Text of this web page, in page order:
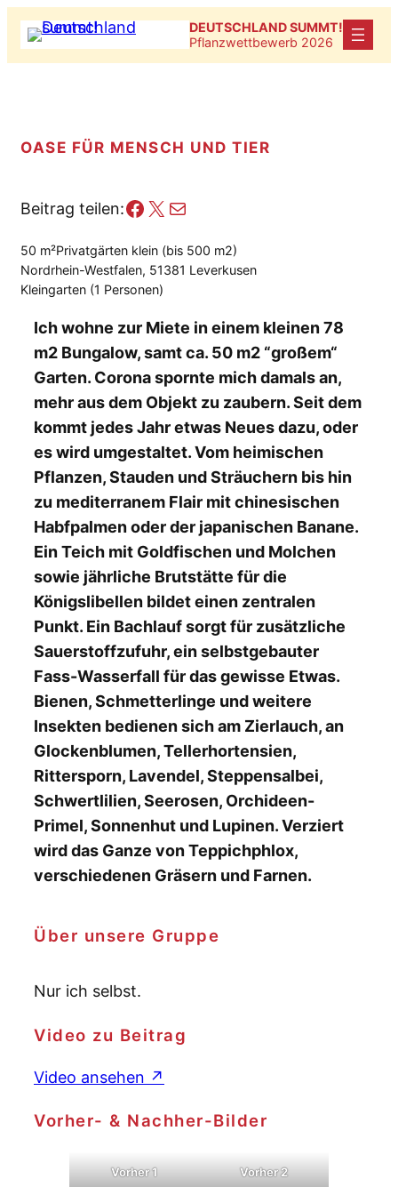
Zum
Inhalt
springen
DEUTSCHLAND SUMMT!
Pflanzwettbewerb 2026
OASE FÜR MENSCH UND TIER
Beitrag teilen:Facebook
X E-Mail
50 m²Privatgärten klein (bis 500 m2)
Nordrhein-Westfalen, 51381 Leverkusen
Kleingarten (1 Personen)
Ich wohne zur Miete in einem kleinen 78
m2 Bungalow, samt ca. 50 m2 “großem“
Garten. Corona spornte mich damals an,
mehr aus dem Objekt zu zaubern. Seit dem
kommt jedes Jahr etwas Neues dazu, oder
es wird umgestaltet. Vom heimischen
Pflanzen, Stauden und Sträuchern bis hin
zu mediterranem Flair mit chinesischen
Habfpalmen oder der japanischen Banane.
Ein Teich mit Goldfischen und Molchen
sowie jährliche Brutstätte für die
Königslibellen bildet einen zentralen
Punkt. Ein Bachlauf sorgt für zusätzliche
Sauerstoffzufuhr, ein selbstgebauter
Fass-Wasserfall für das gewisse Etwas.
Bienen, Schmetterlinge und weitere
Insekten bedienen sich am Zierlauch, an
Glockenblumen, Tellerhortensien,
Rittersporn, Lavendel, Steppensalbei,
Schwertlilien, Seerosen, Orchideen-
Primel, Sonnenhut und Lupinen. Verziert
wird das Ganze von Teppichphlox,
verschiedenen Gräsern und Farnen.
Über unsere Gruppe
Nur ich selbst.
Video zu Beitrag
Video ansehen ↗
Vorher- & Nachher-Bilder
Vorher 1 Vorher 2